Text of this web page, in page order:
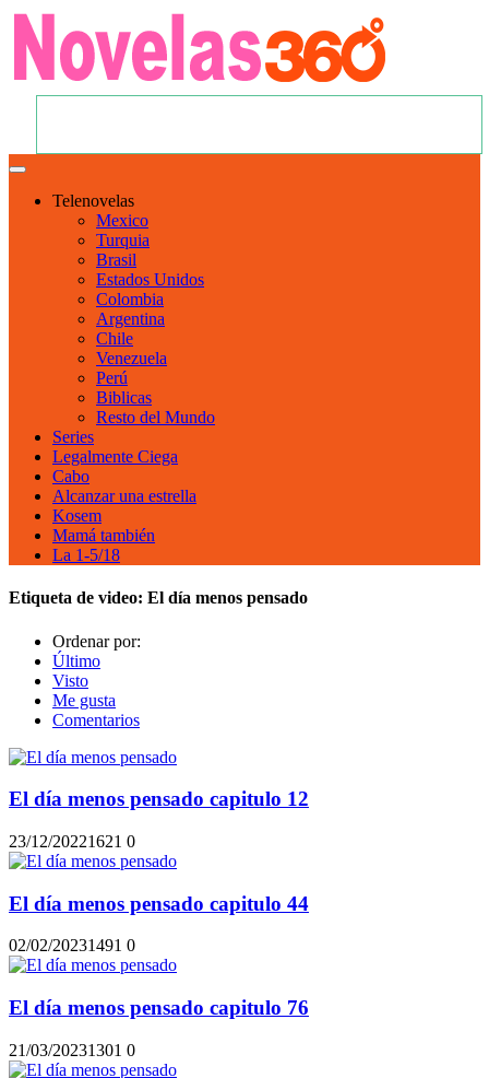
Telenovelas
Mexico
Turquia
Brasil
Estados Unidos
Colombia
Argentina
Chile
Venezuela
Perú
Biblicas
Resto del Mundo
Series
Legalmente Ciega
Cabo
Alcanzar una estrella
Kosem
Mamá también
La 1-5/18
Etiqueta de video: El día menos pensado
Ordenar por:
Último
Visto
Me gusta
Comentarios
El día menos pensado capitulo 12
23/12/20221621 0
El día menos pensado capitulo 44
02/02/20231491 0
El día menos pensado capitulo 76
21/03/20231301 0